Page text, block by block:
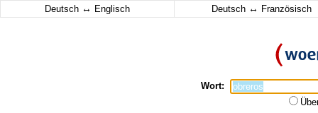
Deutsch ↔ Englisch Deutsch ↔ Französisch
Wort: